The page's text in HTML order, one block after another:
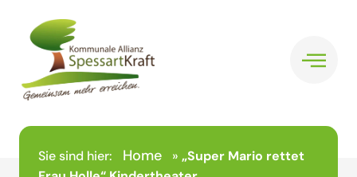
Sie sind hier: Home » „Super Mario rettet